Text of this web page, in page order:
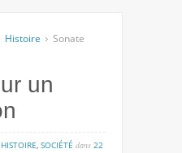
Histoire
Sonate
un
HISTOIRE SOCIÉTÉ dans 22